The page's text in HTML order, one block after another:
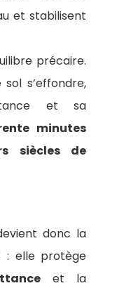
et stabilisent
précaire.
s’effondre,
et sa
minutes
siècles de
donc la
: elle protège
et la